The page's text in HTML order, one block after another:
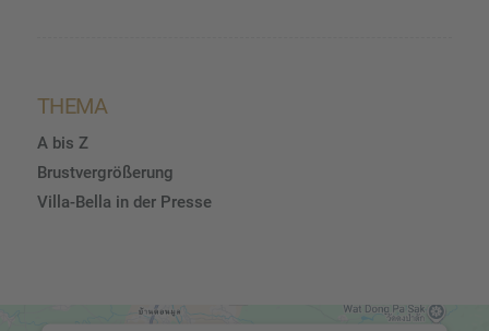
THEMA
A bis Z
Brustvergrößerung
Villa-Bella in der Presse